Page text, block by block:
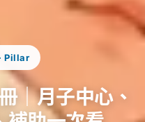
Pillar
｜月子中心、